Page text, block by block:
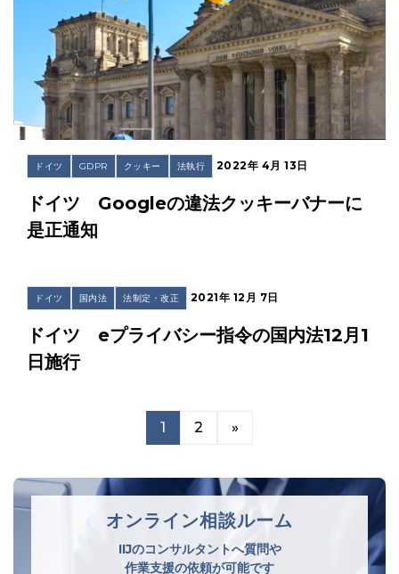
ドイツ GDPR クッキー 法執行 2022年 4月 13日
ドイツ Googleの違法クッキーバナーに
是正通知
ドイツ 国内法 法制定・改正 2021年 12月 7日
ドイツ eプライバシー指令の国内法12月1
日施行
1 2 »
オンライン相談ルーム
IIJのコンサルタントへ質問や
作業支援の依頼が可能です